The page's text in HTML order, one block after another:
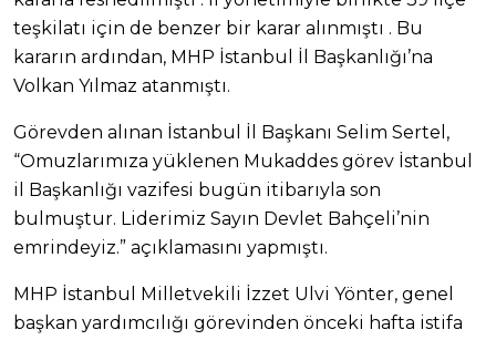
teşkilatı için de benzer bir karar alınmıştı . Bu
kararın ardından, MHP İstanbul İl Başkanlığı’na
Volkan Yılmaz atanmıştı.
Görevden alınan İstanbul İl Başkanı Selim Sertel,
“Omuzlarımıza yüklenen Mukaddes görev İstanbul
il Başkanlığı vazifesi bugün itibarıyla son
bulmuştur. Liderimiz Sayın Devlet Bahçeli’nin
emrindeyiz.” açıklamasını yapmıştı.
MHP İstanbul Milletvekili İzzet Ulvi Yönter, genel
başkan yardımcılığı görevinden önceki hafta istifa